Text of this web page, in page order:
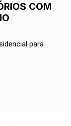
COM
para